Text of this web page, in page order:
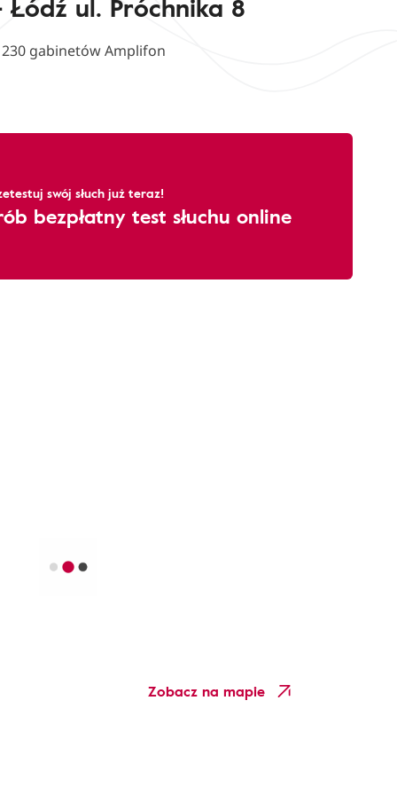
gabinetów Amplifon
swój słuch już teraz!
bezpłatny test słuchu online
Zobacz na mapie